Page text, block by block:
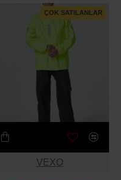
ÇOK SATILANLAR
VEXO